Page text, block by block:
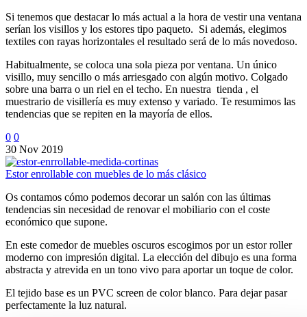
Si tenemos que destacar lo más actual a la hora de vestir una ventana
serían los visillos y los estores tipo paqueto. Si además, elegimos
textiles con rayas horizontales el resultado será de lo más novedoso.
Habitualmente, se coloca una sola pieza por ventana. Un único
visillo, muy sencillo o más arriesgado con algún motivo. Colgado
sobre una barra o un riel en el techo. En nuestra tienda , el
muestrario de visillería es muy extenso y variado. Te resumimos las
tendencias que se repiten en la mayoría de ellos.
0 0
30 Nov 2019
Estor enrollable con muebles de lo más clásico
Os contamos cómo podemos decorar un salón con las últimas
tendencias sin necesidad de renovar el mobiliario con el coste
económico que supone.
En este comedor de muebles oscuros escogimos por un estor roller
moderno con impresión digital. La elección del dibujo es una forma
abstracta y atrevida en un tono vivo para aportar un toque de color.
El tejido base es un PVC screen de color blanco. Para dejar pasar
perfectamente la luz natural.